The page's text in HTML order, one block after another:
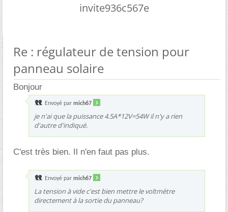
invite936c567e
Re : régulateur de tension pour
panneau solaire
Bonjour
Envoyé par mich67
je n'ai que la puissance 4.5A*12V=54W il n'y a rien
d'autre d'indiqué.
C'est très bien. Il n'en faut pas plus.
Envoyé par mich67
La tension à vide c'est bien mettre le voltmètre
directement à la sortie du panneau?